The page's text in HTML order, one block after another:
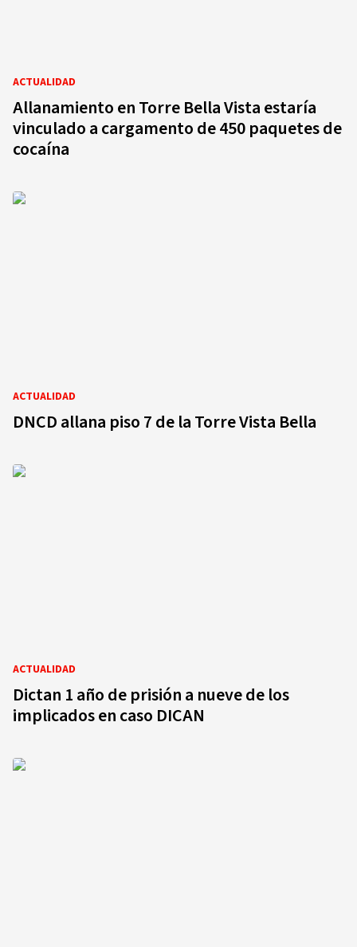
ACTUALIDAD
Allanamiento en Torre Bella Vista estaría
vinculado a cargamento de 450 paquetes de
cocaína
ACTUALIDAD
DNCD allana piso 7 de la Torre Vista Bella
ACTUALIDAD
Dictan 1 año de prisión a nueve de los
implicados en caso DICAN